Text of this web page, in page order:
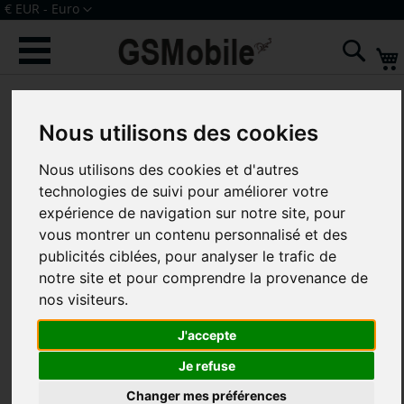
Nous utilisons des cookies
Nous utilisons des cookies et d'autres
technologies de suivi pour améliorer votre
expérience de navigation sur notre site, pour
vous montrer un contenu personnalisé et des
publicités ciblées, pour analyser le trafic de
notre site et pour comprendre la provenance de
nos visiteurs.
J'accepte
Je refuse
Changer mes préférences
Allez
au
contenu
Devise
€ EUR - Euro
images